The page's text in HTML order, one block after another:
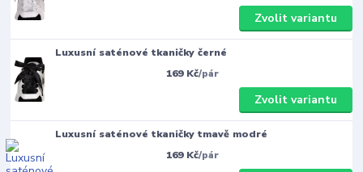
Zvolit variantu
Luxusní saténové tkaničky černé
169 Kč/pár
Zvolit variantu
Luxusní saténové tkaničky tmavě modré
169 Kč/pár